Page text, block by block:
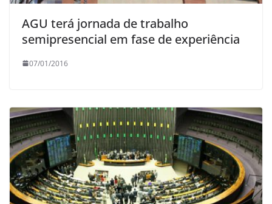
AGU terá jornada de trabalho
semipresencial em fase de experiência
07/01/2016